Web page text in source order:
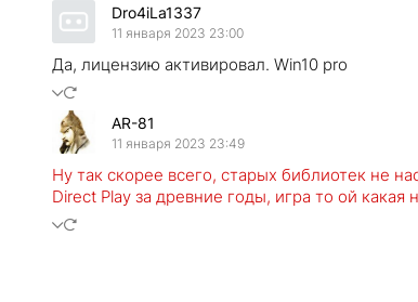
Dro4iLa1337
11 января 2023 23:00
Да, лицензию активировал. Win10 pro
AR-81
11 января 2023 23:49
Ну так скорее всего, старых библиотек не
Direct Play за древние годы, игра то ой какая